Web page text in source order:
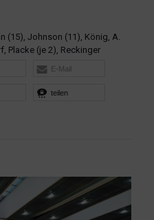
(15), Johnson (11), König, A.
Placke (je 2), Reckinger
E-Mail
teilen